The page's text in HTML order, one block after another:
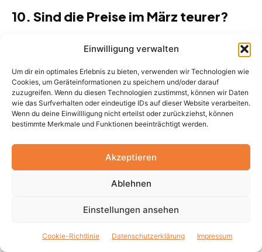
Einwilligung verwalten
Um dir ein optimales Erlebnis zu bieten, verwenden wir Technologien wie
Cookies, um Geräteinformationen zu speichern und/oder darauf
zuzugreifen. Wenn du diesen Technologien zustimmst, können wir Daten
wie das Surfverhalten oder eindeutige IDs auf dieser Website verarbeiten.
Wenn du deine Einwillligung nicht erteilst oder zurückziehst, können
bestimmte Merkmale und Funktionen beeinträchtigt werden.
Akzeptieren
Ablehnen
Einstellungen ansehen
Cookie-Richtlinie Datenschutzerklärung Impressum
10. Sind die Preise im März teurer?
März fällt) gilt der März als preislich attraktiv. Die Preise
für Flüge und Unterkünfte liegen meist unter denen der
Wintersaison (Dezember/Januar) und der
Sommermonate.